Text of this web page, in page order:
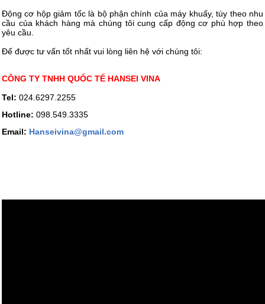
Động cơ hộp giảm tốc là bộ phận chính của máy khuấy, tùy theo nhu
cầu của khách hàng mà chúng tôi cung cấp động cơ phù hợp theo
yêu cầu.
Để được tư vấn tốt nhất vui lòng liên hệ với chúng tôi:
CÔNG TY TNHH QUỐC TẾ HANSEI VINA
Tel: 024.6297.2255
Hotline: 098.549.3335
Email: Hanseivina@gmail.com